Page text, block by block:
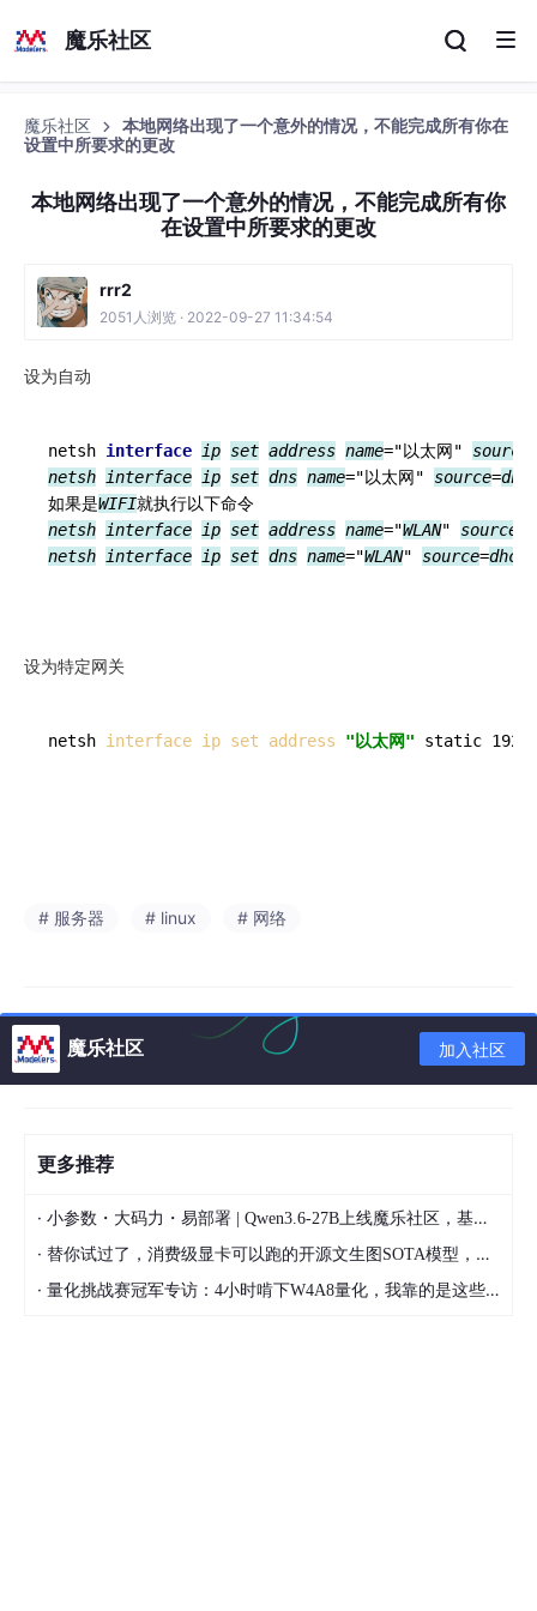
魔乐社区
魔乐社区
本地网络出现了一个意外的情况，不能完成所有你在
设置中所要求的更改
本地网络出现了一个意外的情况，不能完成所有你
在设置中所要求的更改
rrr2
2051人浏览 · 2022-09-27 11:34:54
设为自动
netsh interface ip set address name="以太网" source
netsh
interface ip set dns name="以太网" source=
如果是WIFI
netsh
interface ip set address name="WLAN" source
netsh
interface ip set dns name="WLAN" source=dhcp
设为特定网关
netsh interface ip set address "以太网"
# 服务器 # linux # 网络
魔乐社区 加入社区
更多推荐
· 小参数・大码力・易部署 | Qwen3.6-27B上线魔乐社区，基于昇腾的部署教程来了
· 替你试过了，消费级显卡可以跑的开源文生图SOTA模型，顶级渲染、高密度文本绘图
· 量化挑战赛冠军专访：4小时啃下W4A8量化，我靠的是这些经验